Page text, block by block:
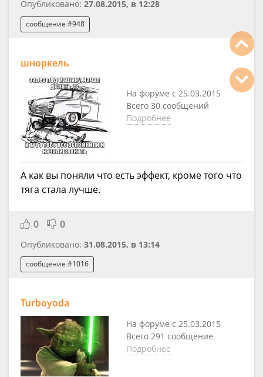
Опубликовано: 27.08.2015, в 12:28
сообщение #948
шноркель
На форуме с 25.03.2015
Всего 30 сообщений
Подробнее
А как вы поняли что есть эффект, кроме того что
тяга стала лучше.
0 0
Опубликовано: 31.08.2015, в 13:14
сообщение #1016
Turboyoda
На форуме с 25.03.2015
Всего 291 сообщение
Подробнее